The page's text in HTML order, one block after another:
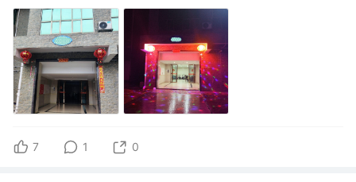
7 1 0